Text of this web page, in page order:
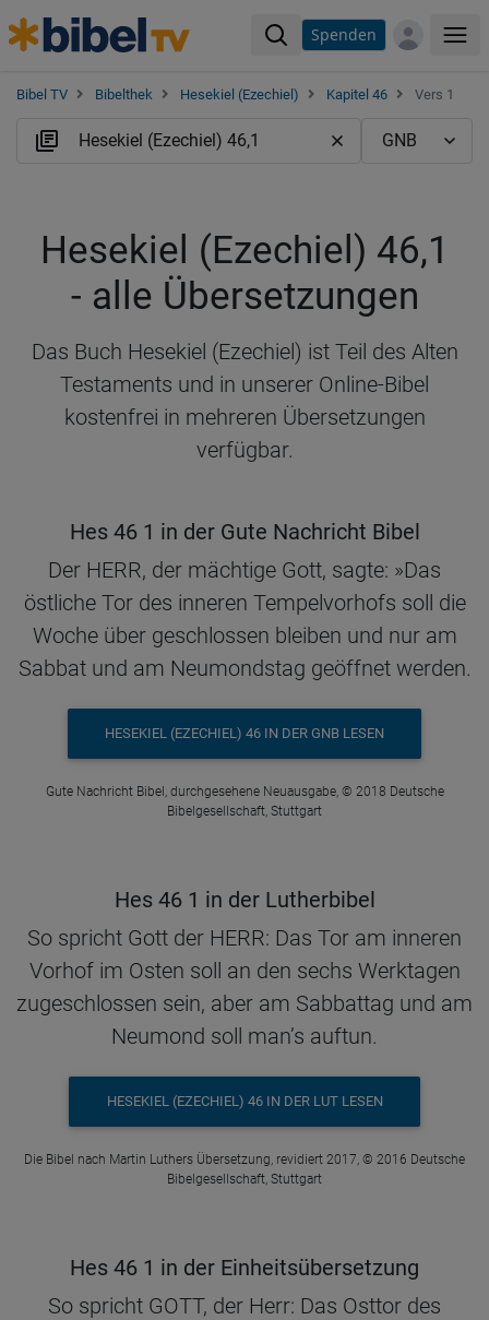
Spenden
Bibel TV Bibelthek Hesekiel (Ezechiel) Kapitel 46 Vers 1
Hesekiel (Ezechiel) 46,1
- alle Übersetzungen
Das Buch Hesekiel (Ezechiel) ist Teil des Alten
Testaments und in unserer Online-Bibel
kostenfrei in mehreren Übersetzungen
verfügbar.
Hes 46 1 in der Gute Nachricht Bibel
Der HERR, der mächtige Gott, sagte: »Das
östliche Tor des inneren Tempelvorhofs soll die
Woche über geschlossen bleiben und nur am
Sabbat und am Neumondstag geöffnet werden.
HESEKIEL (EZECHIEL) 46 IN DER GNB LESEN
Gute Nachricht Bibel, durchgesehene Neuausgabe, © 2018 Deutsche
Bibelgesellschaft, Stuttgart
Hes 46 1 in der Lutherbibel
So spricht Gott der HERR: Das Tor am inneren
Vorhof im Osten soll an den sechs Werktagen
zugeschlossen sein, aber am Sabbattag und am
Neumond soll man’s auftun.
HESEKIEL (EZECHIEL) 46 IN DER LUT LESEN
Die Bibel nach Martin Luthers Übersetzung, revidiert 2017, © 2016 Deutsche
Bibelgesellschaft, Stuttgart
Hes 46 1 in der Einheitsübersetzung
So spricht GOTT, der Herr: Das Osttor des